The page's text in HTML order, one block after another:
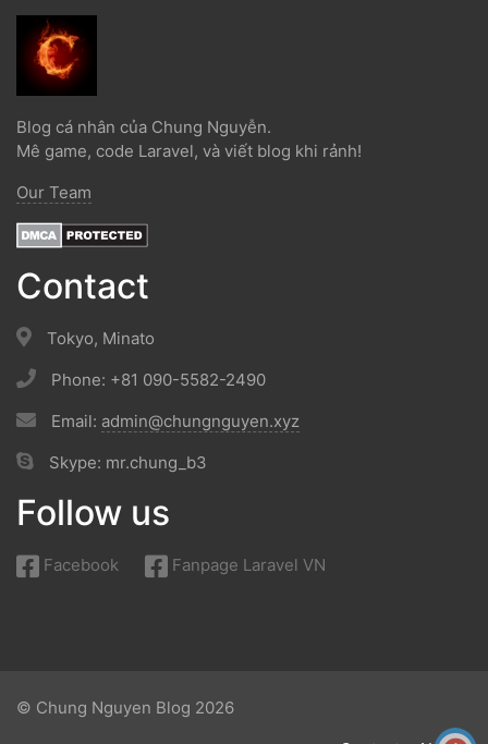
Blog cá nhân của Chung Nguyễn.
Mê game, code Laravel, và viết blog khi rảnh!
Our Team
Contact
Tokyo, Minato
Phone: +81 090-5582-2490
Email: admin@chungnguyen.xyz
Skype: mr.chung_b3
Follow us
Facebook Fanpage Laravel VN
© Chung Nguyen Blog 2026